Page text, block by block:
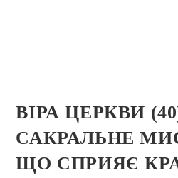
ВІРА ЦЕРКВИ
САКРАЛЬНЕ
ЩО СПРИЯЄ